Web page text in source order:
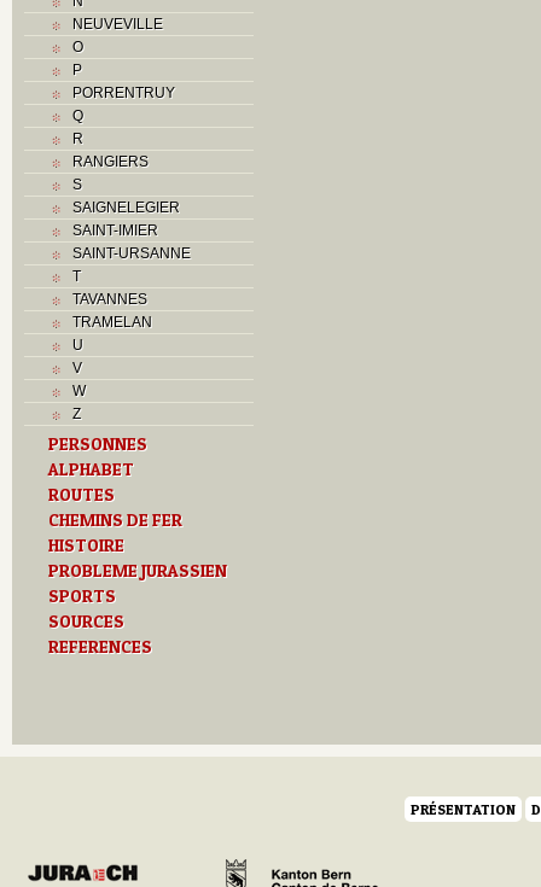
S
U
NEUVEVILLE
O
P
PORRENTRUY
Q
R
RANGIERS
S
SAIGNELEGIER
SAINT-IMIER
SAINT-URSANNE
T
TAVANNES
TRAMELAN
U
V
W
Z
PERSONNES
ALPHABET
ROUTES
CHEMINS DE FER
HISTOIRE
PROBLEME JURASSIEN
SPORTS
SOURCES
REFERENCES
PRÉSENTATION